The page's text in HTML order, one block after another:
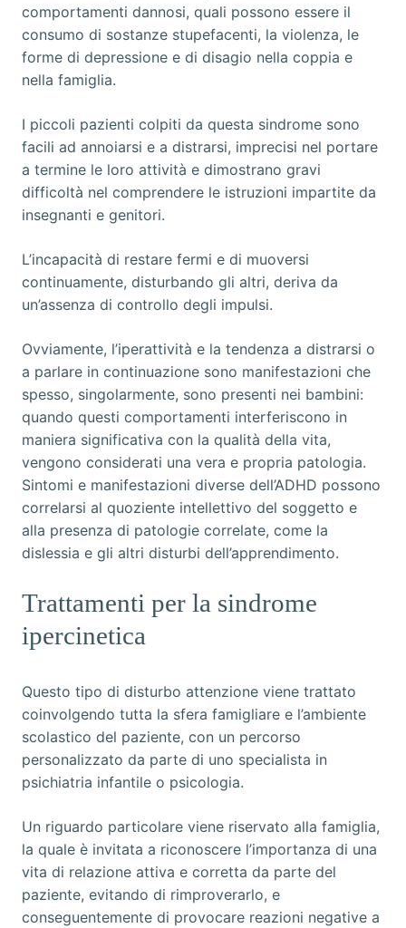
comportamenti dannosi, quali possono essere il
consumo di sostanze stupefacenti, la violenza, le
forme di depressione e di disagio nella coppia e
nella famiglia.
I piccoli pazienti colpiti da questa sindrome sono
facili ad annoiarsi e a distrarsi, imprecisi nel portare
a termine le loro attività e dimostrano gravi
difficoltà nel comprendere le istruzioni impartite da
insegnanti e genitori.
L’incapacità di restare fermi e di muoversi
continuamente, disturbando gli altri, deriva da
un’assenza di controllo degli impulsi.
Ovviamente, l’iperattività e la tendenza a distrarsi o
a parlare in continuazione sono manifestazioni che
spesso, singolarmente, sono presenti nei bambini:
quando questi comportamenti interferiscono in
maniera significativa con la qualità della vita,
vengono considerati una vera e propria patologia.
Sintomi e manifestazioni diverse dell’ADHD possono
correlarsi al quoziente intellettivo del soggetto e
alla presenza di patologie correlate, come la
dislessia e gli altri disturbi dell’apprendimento.
Trattamenti per la sindrome
ipercinetica
Questo tipo di disturbo attenzione viene trattato
coinvolgendo tutta la sfera famigliare e l’ambiente
scolastico del paziente, con un percorso
personalizzato da parte di uno specialista in
psichiatria infantile o psicologia.
Un riguardo particolare viene riservato alla famiglia,
la quale è invitata a riconoscere l’importanza di una
vita di relazione attiva e corretta da parte del
paziente, evitando di rimproverarlo, e
conseguentemente di provocare reazioni negative a